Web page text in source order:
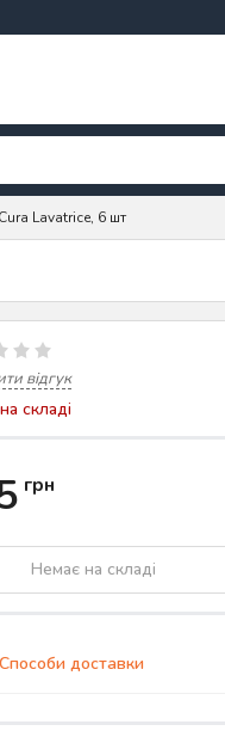
Lavatrice, 6 шт
відгук
складі
грн
Немає на складі
Способи доставки